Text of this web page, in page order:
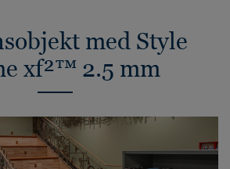
med Style
xf²™ 2.5 mm